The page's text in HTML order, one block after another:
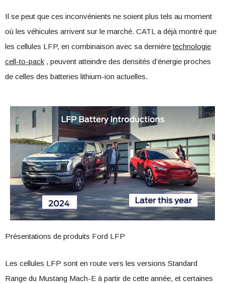
Il se peut que ces inconvénients ne soient plus tels au moment
où les véhicules arrivent sur le marché. CATL a déjà montré que
les cellules LFP, en combinaison avec sa dernièretechnologie
cell-to-pack , peuvent atteindre des densités d’énergie proches
de celles des batteries lithium-ion actuelles.
Présentations de produits Ford LFP
Les cellules LFP sont en route vers les versions Standard
Range du Mustang Mach-E à partir de cette année, et certaines